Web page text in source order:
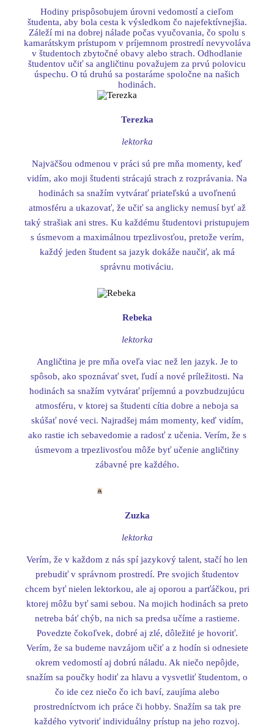
Hodiny prispôsobujem úrovni vedomostí a cieľom
študenta, aby bola cesta k výsledkom čo najefektívnejšia.
Záleží mi na dobrej nálade počas vyučovania, čo spolu s
kamarátskym prístupom v príjemnom prostredí nevyvoláva
v študentoch zbytočné obavy alebo strach. Odhodlanie
študentov učiť sa angličtinu považujem za prvú polovicu
úspechu. O tú druhú sa postaráme spoločne na našich
hodinách.
Terezka
lektorka
Najväčšou odmenou v práci sú pre mňa momenty, keď
vidím, ako moji študenti strácajú strach z rozprávania. Na
hodinách sa snažím vytvárať priateľskú a uvoľnenú
atmosféru a ukazovať, že učiť sa anglicky nemusí byť až
taký strašiak ani stres. Ku každému študentovi pristupujem
s úsmevom a maximálnou trpezlivosťou, pretože verím,
každý jeden študent sa jazyk dokáže naučiť, ak má
správnu motiváciu.
Rebeka
lektorka
Angličtina je pre mňa oveľa viac než len jazyk. Je to
spôsob, ako spoznávať svet, ľudí a nové príležitosti. Na
hodinách sa snažím vytvárať príjemnú a povzbudzujúcu
atmosféru, v ktorej sa študenti cítia dobre a neboja sa
skúšať nové veci. Najradšej mám momenty, keď vidím,
ako rastie ich sebavedomie a radosť z učenia. Verím, že s
úsmevom a trpezlivosťou môže byť učenie angličtiny
zábavné pre každého.
Zuzka
lektorka
Verím, že v každom z nás spí jazykový talent, stačí ho len
prebudiť v správnom prostredí. Pre svojich študentov
chcem byť nielen lektorkou, ale aj oporou a parťáčkou, pri
ktorej môžu byť sami sebou. Na mojich hodinách sa preto
netreba báť chýb, na nich sa predsa učíme a rastieme.
Povedzte čokoľvek, dobré aj zlé, dôležité je hovoriť.
Verím, že sa budeme navzájom učiť a z hodín si odnesiete
okrem vedomostí aj dobrú náladu. Ak niečo nepôjde,
snažím sa poučky hodiť za hlavu a vysvetliť študentom, o
čo ide cez niečo čo ich baví, zaujíma alebo
prostredníctvom ich práce či hobby. Snažím sa tak pre
každého vytvoriť individuálny prístup na jeho rozvoj.